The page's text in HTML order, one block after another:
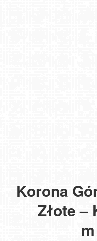
Korona
Złote –